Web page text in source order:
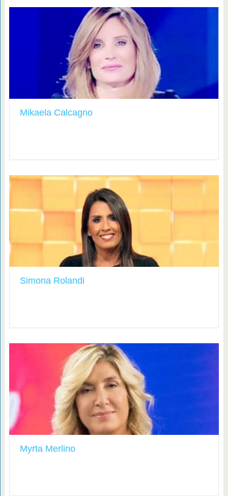
Mikaela Calcagno
Simona Rolandi
Myrta Merlino